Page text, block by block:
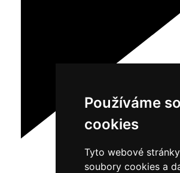
Používáme
cookies
Tyto webové
soubory cookies a